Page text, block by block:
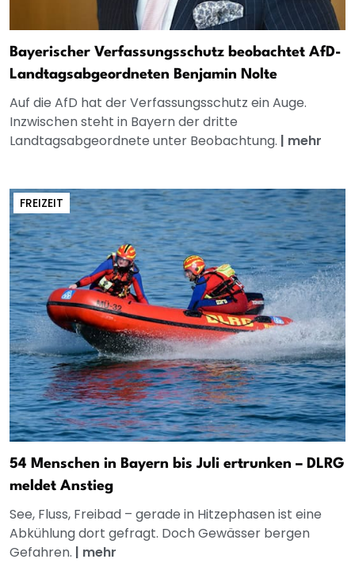
Bayerischer Verfassungsschutz beobachtet AfD-
Landtagsabgeordneten Benjamin Nolte
Auf die AfD hat der Verfassungsschutz ein Auge.
Inzwischen steht in Bayern der dritte
Landtagsabgeordnete unter Beobachtung. | mehr
FREIZEIT
54 Menschen in Bayern bis Juli ertrunken – DLRG
meldet Anstieg
See, Fluss, Freibad – gerade in Hitzephasen ist eine
Abkühlung dort gefragt. Doch Gewässer bergen
Gefahren. | mehr